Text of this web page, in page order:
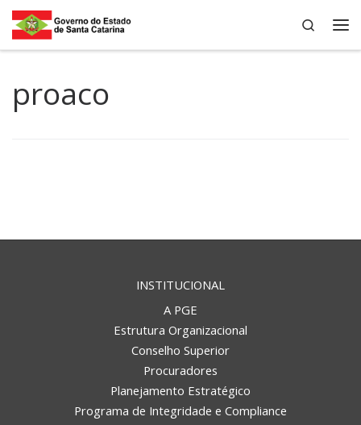
Skip to content
Search
proaco
INSTITUCIONAL
A PGE
Estrutura Organizacional
Conselho Superior
Procuradores
Planejamento Estratégico
Programa de Integridade e Compliance